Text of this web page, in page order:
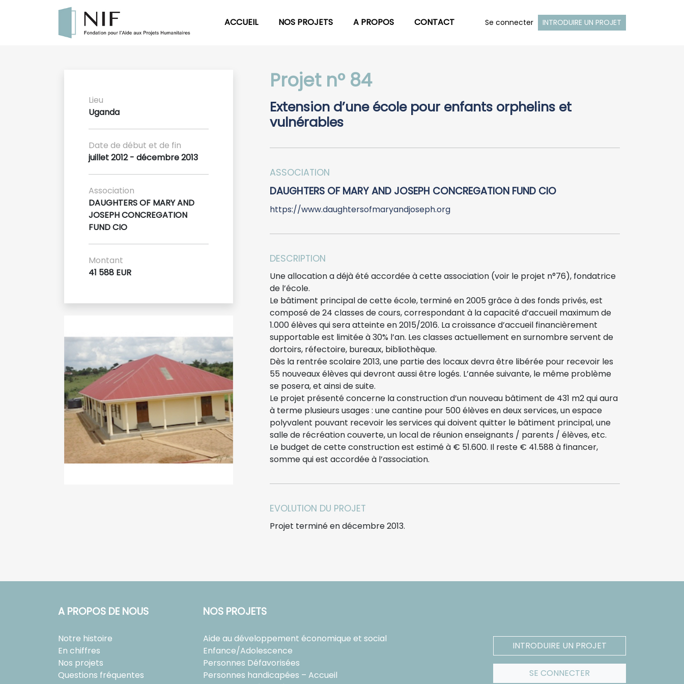
ACCUEIL NOS PROJETS A PROPOS CONTACT Se connecter INTRODUIRE UN PROJET
Lieu
Uganda
Date de début et de fin
juillet 2012 - décembre 2013
Association
DAUGHTERS OF MARY AND
JOSEPH CONCREGATION
FUND CIO
Montant
41 588 EUR
Projet n° 84
Extension d’une école pour enfants orphelins et
vulnérables
ASSOCIATION
DAUGHTERS OF MARY AND JOSEPH CONCREGATION FUND CIO
https://www.daughtersofmaryandjoseph.org
DESCRIPTION
Une allocation a déjà été accordée à cette association (voir le projet n°76), fondatrice
de l’école.
Le bâtiment principal de cette école, terminé en 2005 grâce à des fonds privés, est
composé de 24 classes de cours, correspondant à la capacité d’accueil maximum de
1.000 élèves qui sera atteinte en 2015/2016. La croissance d’accueil financièrement
supportable est limitée à 30% l’an. Les classes actuellement en surnombre servent de
dortoirs, réfectoire, bureaux, bibliothèque.
Dès la rentrée scolaire 2013, une partie des locaux devra être libérée pour recevoir les
55 nouveaux élèves qui devront aussi être logés. L’année suivante, le même problème
se posera, et ainsi de suite.
Le projet présenté concerne la construction d’un nouveau bâtiment de 431 m2 qui aura
à terme plusieurs usages : une cantine pour 500 élèves en deux services, un espace
polyvalent pouvant recevoir les services qui doivent quitter le bâtiment principal, une
salle de récréation couverte, un local de réunion enseignants / parents / élèves, etc.
Le budget de cette construction est estimé à € 51.600. Il reste € 41.588 à financer,
somme qui est accordée à l’association.
EVOLUTION DU PROJET
Projet terminé en décembre 2013.
A PROPOS DE NOUS
Notre histoire
En chiffres
Nos projets
Questions fréquentes
NOS PROJETS
Aide au développement économique et social
Enfance/Adolescence
Personnes Défavorisées
Personnes handicapées – Accueil
INTRODUIRE UN PROJET
SE CONNECTER